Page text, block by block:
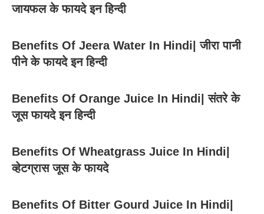
जायफल के फायदे इन हिन्दी
Benefits Of Jeera Water In Hindi| जीरा पानी
पीने के फायदे इन हिन्दी
Benefits Of Orange Juice In Hindi| संतरे के
जूस फायदे इन हिन्दी
Benefits Of Wheatgrass Juice In Hindi|
व्हेटग्रास जूस के फायदे
Benefits Of Bitter Gourd Juice In Hindi|